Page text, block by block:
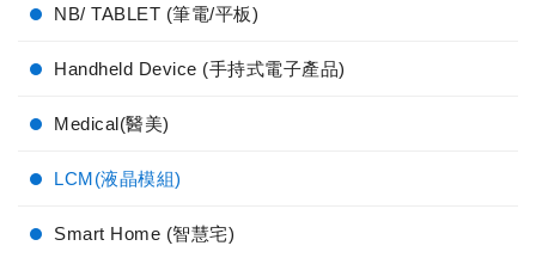
NB/ TABLET (筆電/平板)
Handheld Device (手持式電子產品)
Medical(醫美)
LCM(液晶模組)
Smart Home (智慧宅)